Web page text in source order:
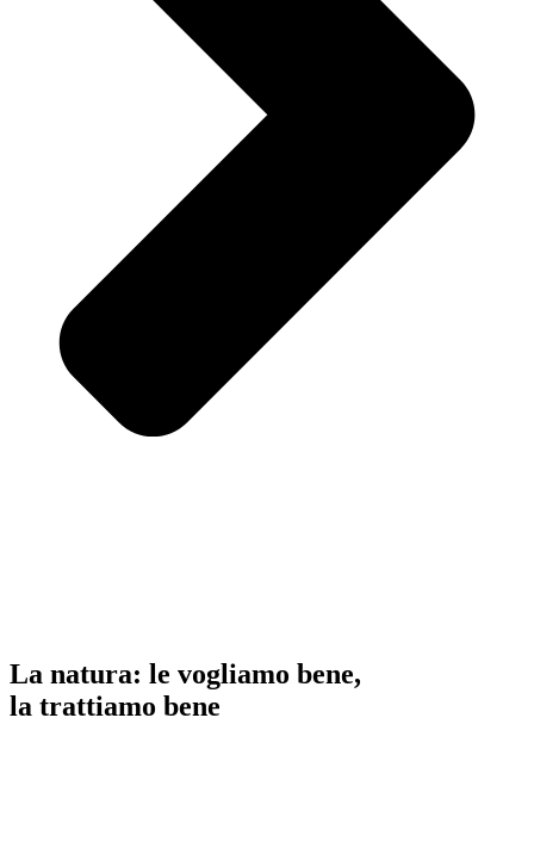
La natura: le vogliamo bene,
la trattiamo bene